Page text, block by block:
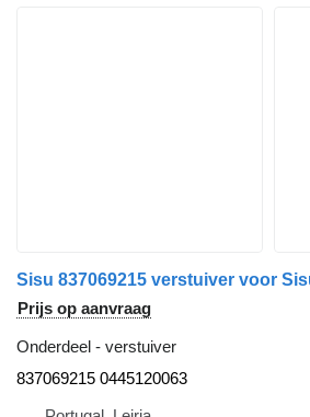
Sisu 837069215 verstuiver voor
Prijs op aanvraag
Onderdeel - verstuiver
837069215 0445120063